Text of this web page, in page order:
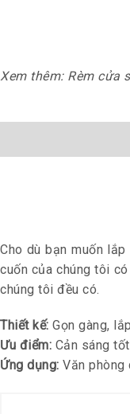
Xem thêm: Rèm cửa
Cho dù bạn muốn
cuốn của chúng tôi
chúng tôi đều có.
Thiết kế: Gọn gàng,
Ưu điểm: Cản sáng
Ứng dụng: Văn phòng